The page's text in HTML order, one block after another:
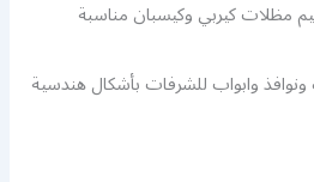
مظلات كيربي وكيسبان مناسبة
وابواب للشرفات بأشكال هندسية